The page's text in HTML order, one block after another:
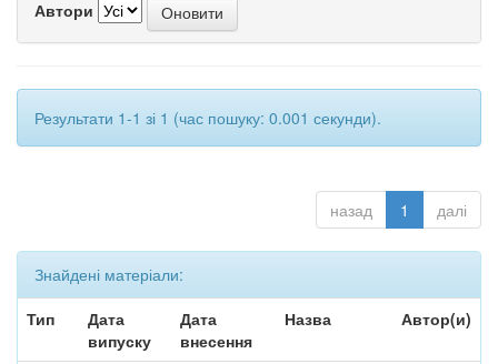
Автори
Результати 1-1 зі 1 (час пошуку: 0.001 секунди).
назад 1 далі
Знайдені матеріали:
Тип
Дата
випуску
Дата
внесення
Назва Автор(и)